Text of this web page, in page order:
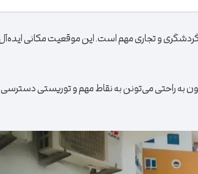
و تجاری مهم است. این موقعیت مکانی ایده‌آل،
به راحتی می‌تونن به نقاط مهم و توریستی